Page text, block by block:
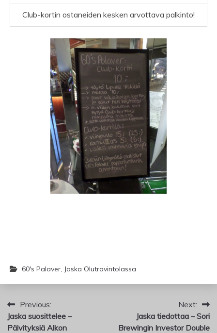
Club-kortin ostaneiden kesken arvottava palkinto!
60's Palaver, Jaska Olutravintolassa
Artikkelien
selaus
Previous:
Jaska suosittelee –
Päivityksiä Alkon
Next:
Jaska tiedottaa – Sori
Brewingin Investor Double